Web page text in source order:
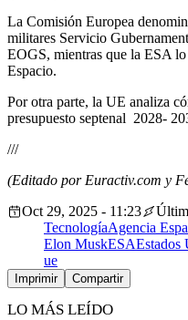
La Comisión Europea
militares Servicio
EOGS, mientras que la ESA
Espacio.
Por otra parte, la UE analiza
presupuesto septenal 2028-
///
(Editado por Euractiv.com y
Oct 29, 2025 - 11:23
TecnologíaAgencia
Elon MuskESAEstados
ue
Imprimir Compartir
LO MÁS LEÍDO